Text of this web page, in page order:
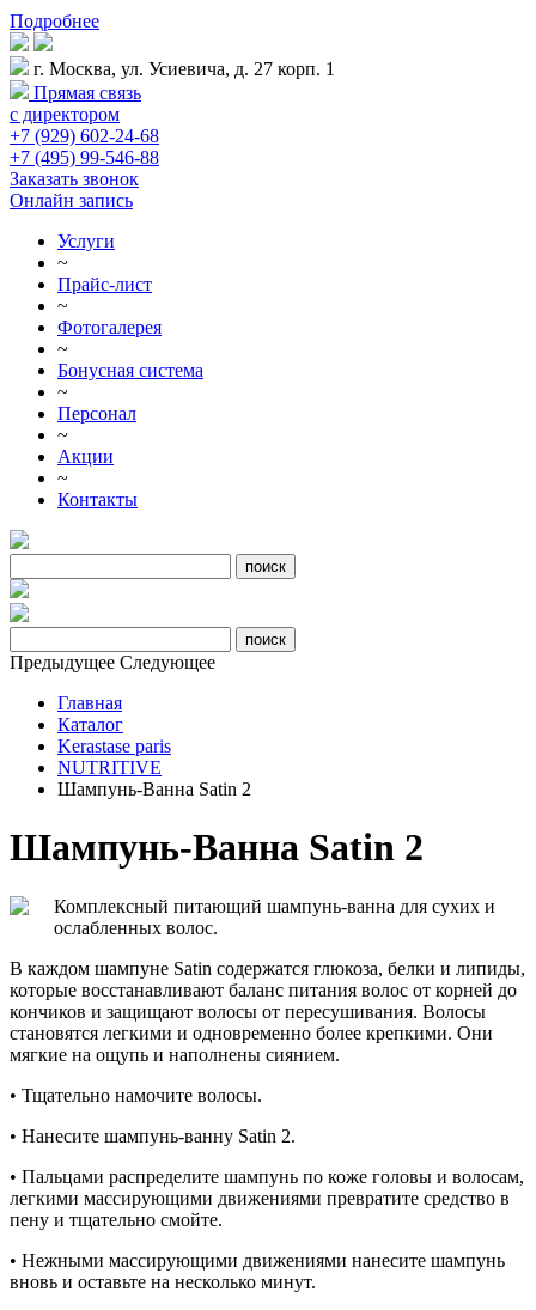
Подробнее
г. Москва, ул. Усиевича, д. 27 корп. 1
Прямая связь
с директором
+7 (929) 602-24-68
+7 (495) 99-546-88
Заказать звонок
Онлайн запись
Услуги
~
Прайс-лист
~
Фотогалерея
~
Бонусная система
~
Персонал
~
Акции
~
Контакты
Предыдущее Следующее
Главная
Каталог
Kerastase paris
NUTRITIVE
Шампунь-Ванна Satin 2
Шампунь-Ванна Satin 2
Комплексный питающий шампунь-ванна для сухих и
ослабленных волос.
В каждом шампуне Satin содержатся глюкоза, белки и липиды,
которые восстанавливают баланс питания волос от корней до
кончиков и защищают волосы от пересушивания. Волосы
становятся легкими и одновременно более крепкими. Они
мягкие на ощупь и наполнены сиянием.
• Тщательно намочите волосы.
• Нанесите шампунь-ванну Satin 2.
• Пальцами распределите шампунь по коже головы и волосам,
легкими массирующими движениями превратите средство в
пену и тщательно смойте.
• Нежными массирующими движениями нанесите шампунь
вновь и оставьте на несколько минут.